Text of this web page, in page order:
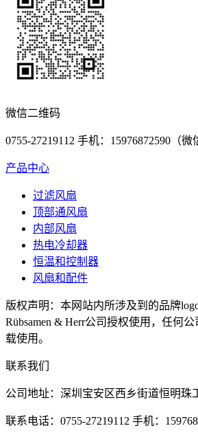
微信二维码
0755-27219112 手机：15976872590（微
产品中心
过滤风扇
顶部通风扇
内部风扇
热电冷却器
恒温和控制器
风扇和配件
版权声明：本网站内所涉及到的品牌
Rübsamen & Herr公司授权使用，任何
载使用。
联系我们
公司地址：深圳宝安区西乡街道恒明珠
联系电话：0755-27219112 手机：